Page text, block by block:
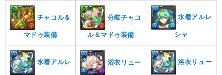
チャコル＆
マドゥ装備
分岐チャコ
ル＆マドゥ装備
水着アルレ
シャ
水着アルレ 浴衣リュー 浴衣リュー